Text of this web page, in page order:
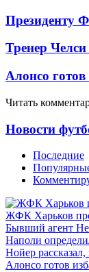
Президенту
Тренер
Алонсо
Читать
Новости
Последние
ЖФК Харьков
Бывший агент
Наполи
Нойер рассказал,
Алонсо готов